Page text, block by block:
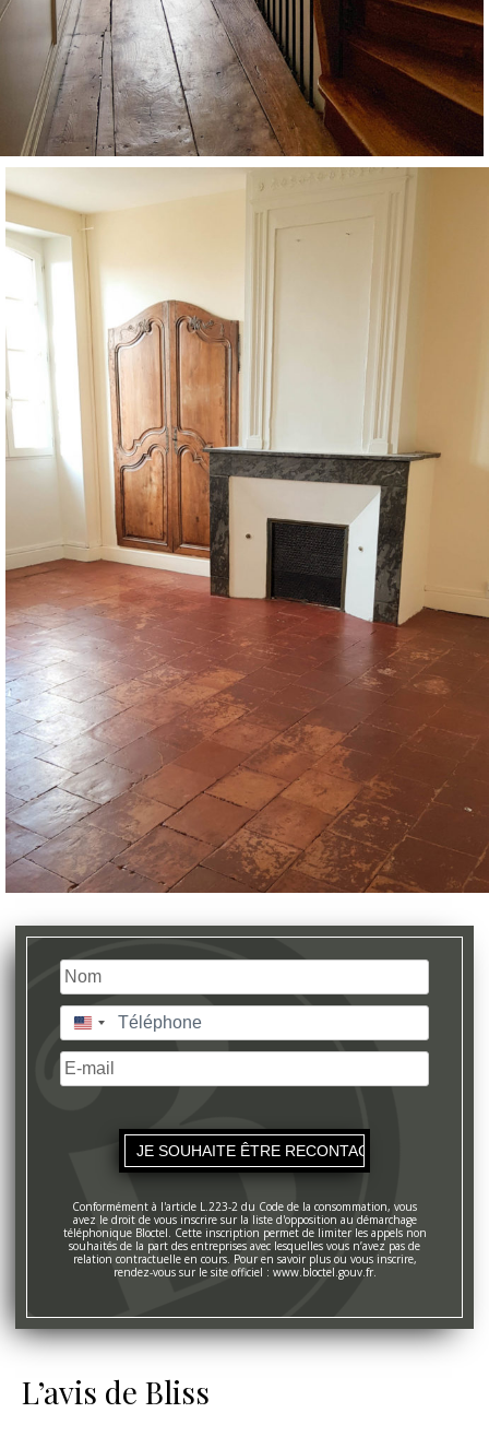
Nom(Nécessaire)
Nom
Téléphone(Nécessaire)
États-
Unis
+1
E-
Conformément à l'article L.223-2 du Code de la consommation, vous
avez le droit de vous inscrire sur la liste d'opposition au démarchage
téléphonique Bloctel. Cette inscription permet de limiter les appels non
souhaités de la part des entreprises avec lesquelles vous n’avez pas de
relation contractuelle en cours. Pour en savoir plus ou vous inscrire,
rendez-vous sur le site officiel : www.bloctel.gouv.fr.
L’avis de Bliss